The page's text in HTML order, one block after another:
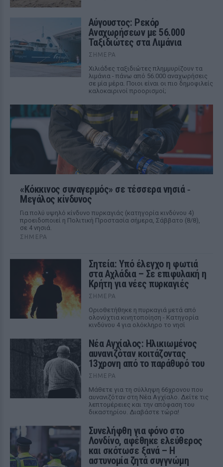
Αύγουστος: Ρεκόρ
Αναχωρήσεων με 56.000
Ταξιδιώτες στα Λιμάνια
ΣΉΜΕΡΑ
Χιλιάδες ταξιδιώτες πλημμυρίζουν τα
λιμάνια - πάνω από 56.000 αναχωρήσεις
σε μία μέρα. Ποιοι είναι οι πιο δημοφιλείς
καλοκαιρινοί προορισμοί;
«Κόκκινος συναγερμός» σε τέσσερα νησιά ‑
Μεγάλος κίνδυνος
Για πολύ υψηλό κίνδυνο πυρκαγιάς (κατηγορία κινδύνου 4)
προειδοποιεί η Πολιτική Προστασία σήμερα, Σάββατο (8/8),
σε 4 νησιά.
ΣΉΜΕΡΑ
Σητεία: Υπό έλεγχο η φωτιά
στα Αχλάδια – Σε επιφυλακή η
Κρήτη για νέες πυρκαγιές
ΣΉΜΕΡΑ
Οριοθετήθηκε η πυρκαγιά μετά από
ολονύχτια κινητοποίηση - Κατηγορία
κινδύνου 4 για ολόκληρο το νησί
Νέα Αγχίαλος: Ηλικιωμένος
αυνανιζόταν κοιτάζοντας
13χρονη από το παράθυρό του
ΣΉΜΕΡΑ
Μάθετε για τη σύλληψη 66χρονου που
αυνανιζόταν στη Νέα Αγχίαλο. Δείτε τις
λεπτομέρειες και την απόφαση του
δικαστηρίου. Διαβάστε τώρα!
Συνελήφθη για φόνο στο
Λονδίνο, αφέθηκε ελεύθερος
και σκότωσε ξανά – Η
αστυνομία ζητά συγγνώμη